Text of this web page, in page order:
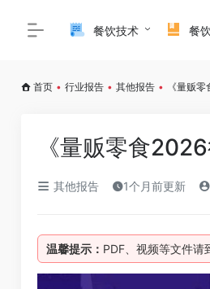
餐饮技术 餐
首页 • 行业报告 • 其他报告 • 《量贩
《量贩零食
其他报告 1个月前更新
温馨提示： PDF、视频等文件请